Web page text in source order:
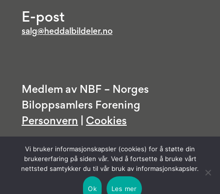
E-post
salg@heddalbildeler.no
Medlem av NBF – Norges
Biloppsamlers Forening
Personvern
Cookies
Vi bruker informasjonskapsler (cookies) for å støtte din
brukererfaring på siden vår. Ved å fortsette å bruke vårt
nettsted samtykker du til vår bruk av informasjonskapsler.
Ok Les mer